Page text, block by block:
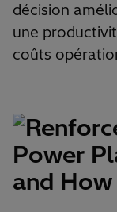
décision
une
coûts